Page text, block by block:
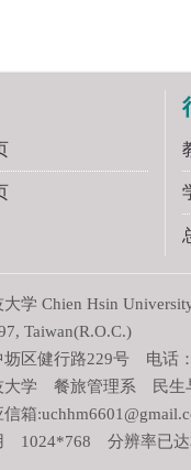
学 Chien Hsin
Taiwan(R.O.C.)
坜区健行路229号 电话
大学 餐旅管理系 民生
箱
1024*768 分辨率已达